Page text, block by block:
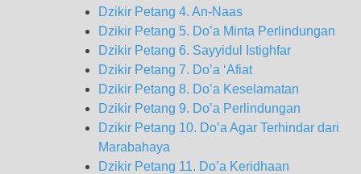
Dzikir Petang 4. An-Naas
Dzikir Petang 5. Do’a Minta Perlindungan
Dzikir Petang 6. Sayyidul Istighfar
Dzikir Petang 7. Do’a ‘Afiat
Dzikir Petang 8. Do’a Keselamatan
Dzikir Petang 9. Do’a Perlindungan
Dzikir Petang 10. Do’a Agar Terhindar dari
Marabahaya
Dzikir Petang 11. Do’a Keridhaan